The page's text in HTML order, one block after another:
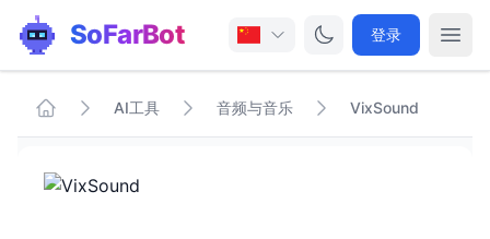
SoFarBot 登录
AI工具 音频与音乐 VixSound